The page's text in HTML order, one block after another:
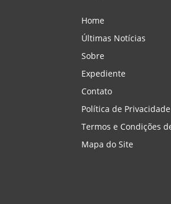
Home
Últimas Notícias
Sobre
Expediente
Contato
Política de Privacidade
Termos e Condições
Mapa do Site